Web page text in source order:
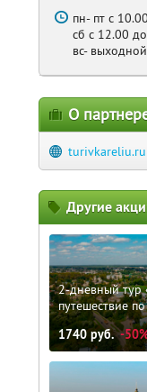
пн- пт с
сб с 12.00
вс- выходной
О
turivkareliu.ru
Другие
2-дневный тур
путешествие
1740руб. -